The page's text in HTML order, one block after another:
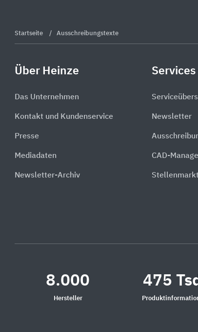
Startseite Ausschreibungstexte
Über Heinze
Das Unternehmen
Kontakt und Kundenservice
Presse
Mediadaten
Newsletter-Archiv
Newsletter
CAD-
8.000
Hersteller
475